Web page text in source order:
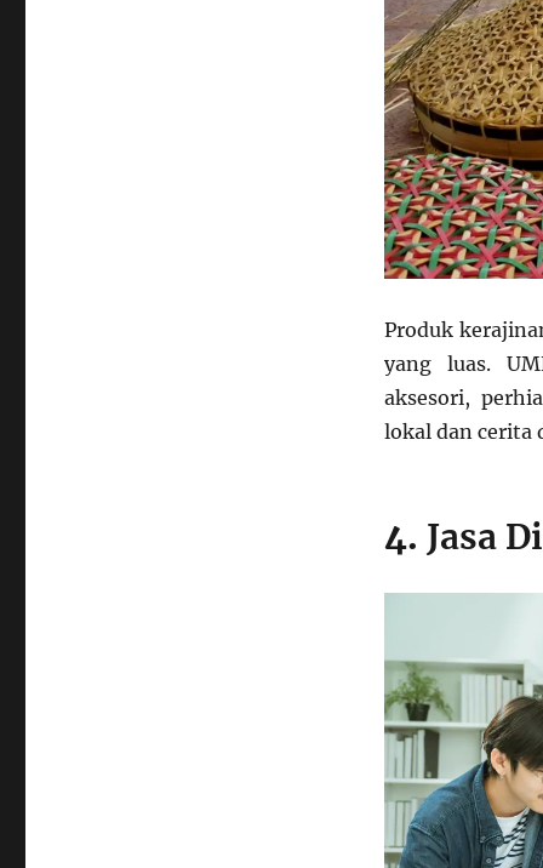
Produk
yang luas.
aksesori,
lokal dan cerita
4. Jasa